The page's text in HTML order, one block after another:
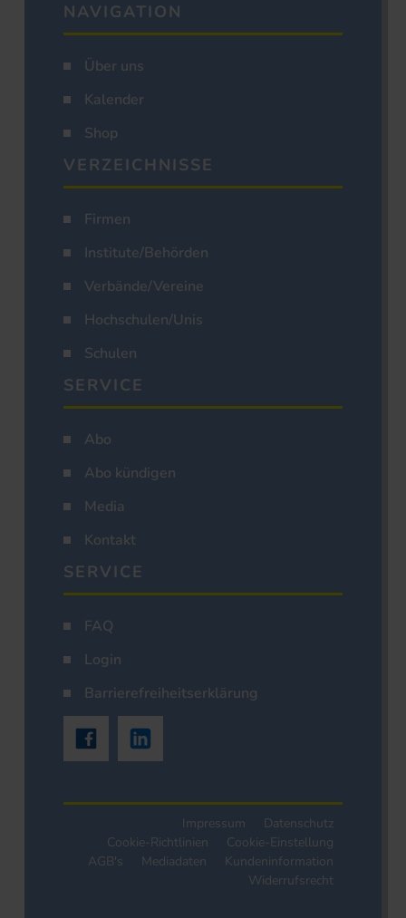
NAVIGATION
Über uns
Kalender
Shop
VERZEICHNISSE
Firmen
Institute/Behörden
Verbände/Vereine
Hochschulen/Unis
Schulen
SERVICE
Abo
Abo kündigen
Media
Kontakt
SERVICE
FAQ
Login
Barrierefreiheitserklärung
Impressum
Datenschutz
Cookie-Richtlinien
Cookie-Einstellung
AGB's
Mediadaten
Kundeninformation
Widerrufsrecht